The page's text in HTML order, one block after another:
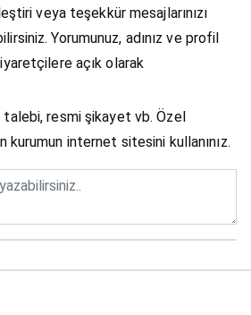
veya teşekkür mesajlarınızı
Yorumunuz, adınız ve profil
açık olarak
talebi, resmi şikayet vb. Özel
kurumun internet sitesini kullanınız.